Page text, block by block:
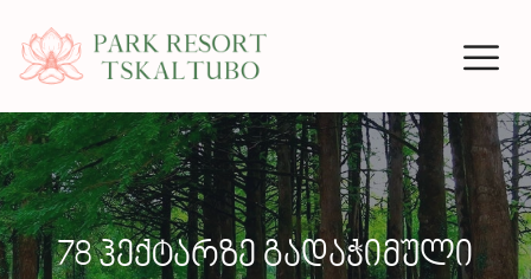
78 Ჰექტარზე Გადაჭიმული